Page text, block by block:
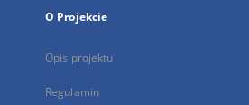
O Projekcie
Opis projektu
Regulamin